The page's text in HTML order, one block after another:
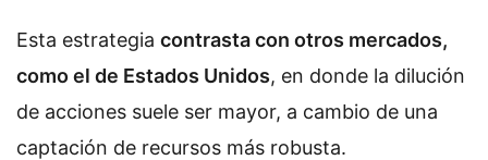
Esta estrategia contrasta con otros mercados,
como el de Estados Unidos, en donde la dilución
de acciones suele ser mayor, a cambio de una
captación de recursos más robusta.